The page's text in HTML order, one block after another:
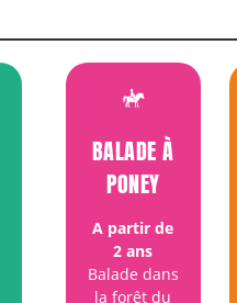
BALADE À
PONEY
A partir de
2 ans
Balade dans
la forêt du